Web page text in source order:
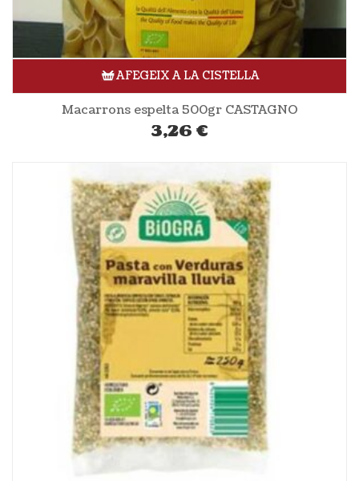
AFEGEIX A LA CISTELLA
Macarrons espelta 500gr CASTAGNO
3,26 €